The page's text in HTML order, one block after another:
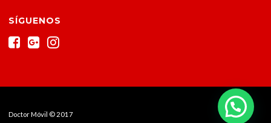
SÍGUENOS
Doctor Móvil © 2017